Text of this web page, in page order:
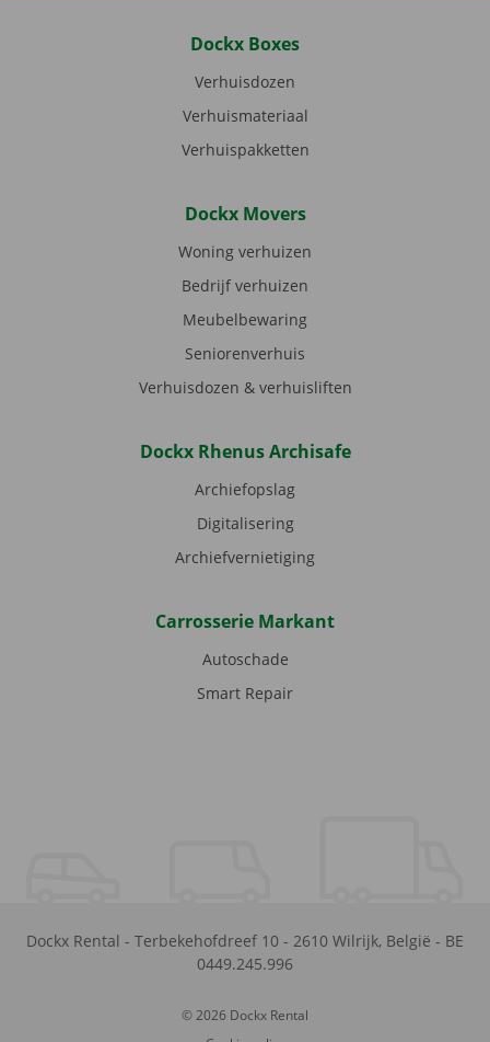
Dockx Boxes
Verhuisdozen
Verhuismateriaal
Verhuispakketten
Dockx Movers
Woning verhuizen
Bedrijf verhuizen
Meubelbewaring
Seniorenverhuis
Verhuisdozen & verhuisliften
Dockx Rhenus Archisafe
Archiefopslag
Digitalisering
Archiefvernietiging
Carrosserie Markant
Autoschade
Smart Repair
Dockx Rental - Terbekehofdreef 10 - 2610 Wilrijk, België - BE
0449.245.996
© 2026 Dockx Rental